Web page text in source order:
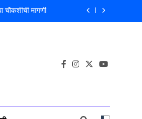
चौकशीची मागणी
गुन्हा